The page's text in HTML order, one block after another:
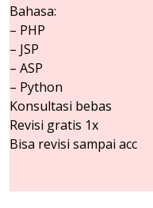
Bahasa:
– PHP
– JSP
– ASP
– Python
Konsultasi bebas
Revisi gratis 1x
Bisa revisi sampai acc